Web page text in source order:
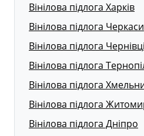
Вінілова підлога Харків
Вінілова підлога Черкаси
Вінілова підлога Чернівці
Вінілова підлога
Вінілова підлога
Вінілова підлога
Вінілова підлога Дніпро